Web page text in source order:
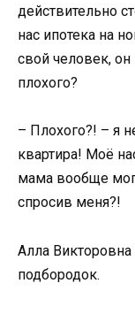
действительно
нас ипотека на
свой человек,
плохого?
– Плохого?! – я
квартира! Моё
мама вообще
спросив меня?!
Алла
подбородок.